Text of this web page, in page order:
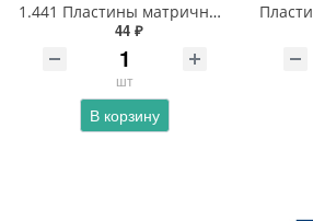
1.441 Пластины матричные лавсановые 10 мм с ограничителем
44 ₽
шт
В корзину